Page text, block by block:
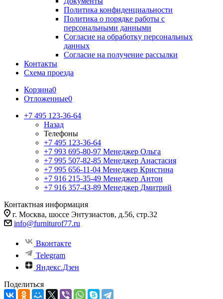
Политика конфиденциальности
Политика о порядке работы с
персональными данными
Согласие на обработку персональных
данных
Согласие на получение рассылки
Контакты
Схема проезда
Корзина0
Отложенные0
+7 495 123-36-64
Назад
Телефоны
+7 495 123-36-64
+7 993 695-80-97 Менеджер Ольга
+7 995 507-82-85 Менеджер Анастасия
+7 995 656-11-04 Менеджер Кристина
+7 916 215-35-49 Менеджер Антон
+7 916 357-43-89 Менеджер Дмитрий
Контактная информация
г. Москва, шоссе Энтузиастов, д.56, стр.32
info@furniturof77.ru
Вконтакте
Telegram
Яндекс.Дзен
Поделиться